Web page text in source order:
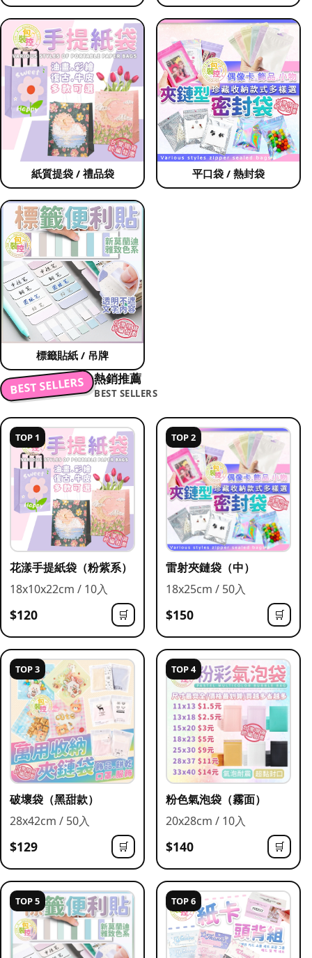
紙質提袋 / 禮品袋 平口袋 / 熱封袋
標籤貼紙 / 吊牌
BEST SELLERS 熱銷推薦
BEST SELLERS
TOP 1
花漾手提紙袋（粉紫系）
18x10x22cm / 10入
$120 🛒
TOP 2
雷射夾鏈袋（中）
18x25cm / 50入
$150 🛒
TOP 3
破壞袋（黑甜款）
28x42cm / 50入
$129 🛒
TOP 4
粉色氣泡袋（霧面）
20x28cm / 10入
$140 🛒
TOP 5 TOP 6